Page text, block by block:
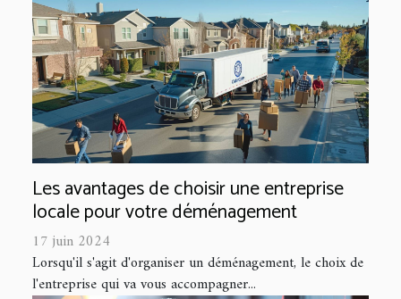
Les avantages de choisir une entreprise
locale pour votre déménagement
17 juin 2024
Lorsqu'il s'agit d'organiser un déménagement, le choix de
l'entreprise qui va vous accompagner...